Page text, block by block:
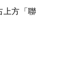
上方「聯